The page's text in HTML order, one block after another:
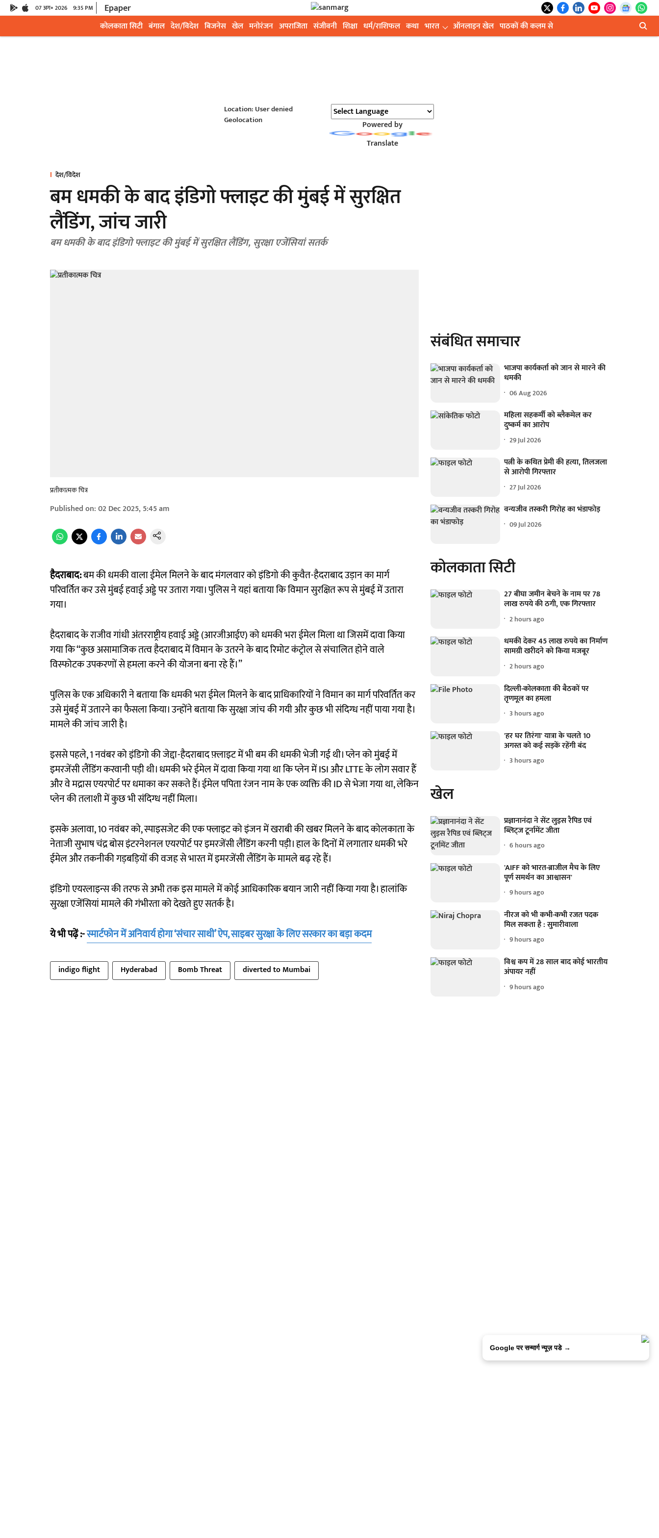
07 अग॰ 2026 9:35 PM Epaper
कोलकाता सिटी बंगाल देश/विदेश बिजनेस खेल मनोरंजन अपराजिता संजीवनी शिक्षा धर्म/राशिफल कथा भारत ऑनलाइन खेल पाठकों की कलम से
Location: User denied
Geolocation
Powered by
Translate
देश/विदेश
बम धमकी के बाद इंडिगो फ्लाइट की मुंबई में सुरक्षित
लैंडिंग, जांच जारी
बम धमकी के बाद इंडिगो फ्लाइट की मुंबई में सुरक्षित लैंडिंग, सुरक्षा एजेंसियां सतर्क
प्रतीकात्मक चित्र
Published on:02 Dec 2025, 5:45 am
हैदराबाद:बम की धमकी वाला ईमेल मिलने के बाद मंगलवार को इंडिगो की कुवैत-हैदराबाद उड़ान का मार्ग
परिवर्तित कर उसे मुंबई हवाई अड्डे पर उतारा गया। पुलिस ने यहां बताया कि विमान सुरक्षित रूप से मुंबई में उतारा
गया।
हैदराबाद के राजीव गांधी अंतरराष्ट्रीय हवाई अड्डे (आरजीआईए) को धमकी भरा ईमेल मिला था जिसमें दावा किया
गया कि ‘‘कुछ असामाजिक तत्व हैदराबाद में विमान के उतरने के बाद रिमोट कंट्रोल से संचालित होने वाले
विस्फोटक उपकरणों से हमला करने की योजना बना रहे हैं।’’
पुलिस के एक अधिकारी ने बताया कि धमकी भरा ईमेल मिलने के बाद प्राधिकारियों ने विमान का मार्ग परिवर्तित कर
उसे मुंबई में उतारने का फैसला किया। उन्होंने बताया कि सुरक्षा जांच की गयी और कुछ भी संदिग्ध नहीं पाया गया है।
मामले की जांच जारी है।
इससे पहले, 1 नवंबर को इंडिगो की जेद्दा-हैदराबाद फ़्लाइट में भी बम की धमकी भेजी गई थी। प्लेन को मुंबई में
इमरजेंसी लैंडिंग करवानी पड़ी थी। धमकी भरे ईमेल में दावा किया गया था कि प्लेन में ISI और LTTE के लोग सवार हैं
और वे मद्रास एयरपोर्ट पर धमाका कर सकते हैं। ईमेल पपिता रंजन नाम के एक व्यक्ति की ID से भेजा गया था, लेकिन
प्लेन की तलाशी में कुछ भी संदिग्ध नहीं मिला।
इसके अलावा, 10 नवंबर को, स्पाइसजेट की एक फ्लाइट को इंजन में खराबी की खबर मिलने के बाद कोलकाता के
नेताजी सुभाष चंद्र बोस इंटरनेशनल एयरपोर्ट पर इमरजेंसी लैंडिंग करनी पड़ी। हाल के दिनों में लगातार धमकी भरे
ईमेल और तकनीकी गड़बड़ियों की वजह से भारत में इमरजेंसी लैंडिंग के मामले बढ़ रहे हैं।
इंडिगो एयरलाइन्स की तरफ से अभी तक इस मामले में कोई आधिकारिक बयान जारी नहीं किया गया है। हालांकि
सुरक्षा एजेंसियां मामले की गंभीरता को देखते हुए सतर्क है।
ये भी पढ़ें :-स्मार्टफोन में अनिवार्य होगा ‘संचार साथी’ ऐप, साइबर सुरक्षा के लिए सरकार का बड़ा कदम
indigo flight Hyderabad Bomb Threat diverted to Mumbai
संबंधित समाचार
भाजपा कार्यकर्ता को जान से मारने की
धमकी
06 Aug 2026
महिला सहकर्मी को ब्लैकमेल कर
दुष्कर्म का आरोप
29 Jul 2026
पत्नी के कथित प्रेमी की हत्या, तिलजला
से आरोपी गिरफ्तार
27 Jul 2026
वन्यजीव तस्करी गिरोह का भंडाफोड़
09 Jul 2026
कोलकाता सिटी
27 बीघा जमीन बेचने के नाम पर 78
लाख रुपये की ठगी, एक गिरफ्तार
2 hours ago
धमकी देकर 45 लाख रुपये का निर्माण
सामग्री खरीदने को किया मजबूर
2 hours ago
दिल्ली-कोलकाता की बैठकों पर
तृणमूल का हमला
3 hours ago
'हर घर तिरंगा' यात्रा के चलते 10
अगस्त को कई सड़कें रहेंगी बंद
3 hours ago
खेल
प्रज्ञानानंदा ने सेंट लुइस रैपिड एवं
ब्लिट्ज टूर्नामेंट जीता
6 hours ago
'AIFF को भारत-ब्राजील मैच के लिए
पूर्ण समर्थन का आश्वासन'
9 hours ago
नीरज को भी कभी-कभी रजत पदक
मिल सकता है : सुमारीवाला
9 hours ago
विश्व कप में 28 साल बाद कोई भारतीय
अंपायर नहीं
9 hours ago
Google पर सन्मार्ग न्यूज़ पडे →